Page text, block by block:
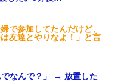
で参加してたんだけど、
友達とやりなよ！」と言
なんで？」 → 放置した